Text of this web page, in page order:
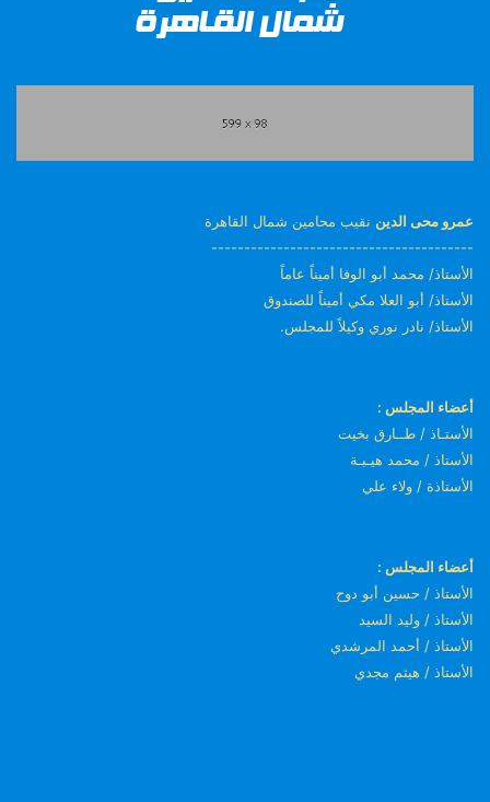
عمرو محى الدين نقيب محامين شمال القاهرة
----------------------------------------
الأستاذ/ محمد أبو الوفا أميناً عاماً
الأستاذ/ أبو العلا مكي أميناً للصندوق
الأستاذ/ نادر نوري وكيلاً للمجلس.
أعضاء المجلس :
الأستـاذ / طــارق بخيت
الأستاذ / محمد هيـبـة
الأستاذة / ولاء علي
أعضاء المجلس :
الأستاذ / حسين أبو دوح
الأستاذ / وليد السيد
الأستاذ / أحمد المرشدي
الأستاذ / هيثم مجدي